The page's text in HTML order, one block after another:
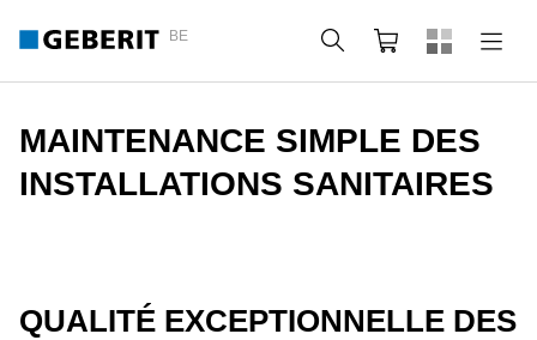
BE Rechercher
Panier
MAINTENANCE SIMPLE DES
INSTALLATIONS SANITAIRES
QUALITÉ EXCEPTIONNELLE DES